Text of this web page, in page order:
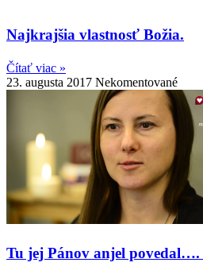
Najkrajšia vlastnosť Božia.
Čítať viac »
23. augusta 2017 Nekomentované
Tu jej Pánov anjel povedal….